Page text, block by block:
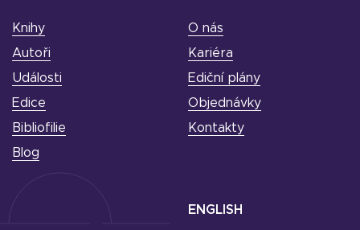
Knihy
Autoři
Události
Edice
Bibliofilie
Blog
O nás
Kariéra
Ediční plány
Objednávky
Kontakty
ENGLISH